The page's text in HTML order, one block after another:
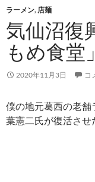
ラーメン, 店麺
気仙沼復
もめ食堂」
2020年11月3日 コ
僕の地元葛西の老舗
葉憲二氏が復活させ